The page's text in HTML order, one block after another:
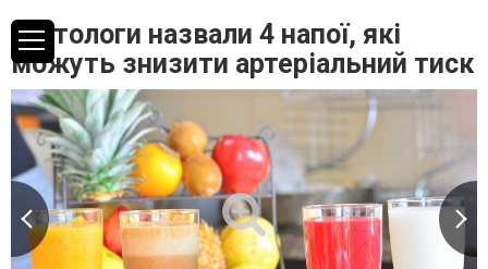
Дієтологи назвали 4 напої, які
можуть знизити артеріальний тиск